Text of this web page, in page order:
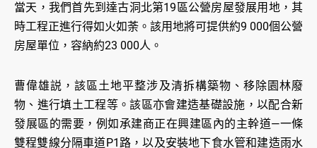
當天，我們首先到達古洞北第19區公營房屋發展用地，其
時工程正進行得如火如荼。該用地將可提供約9 000個公營
房屋單位，容納約23 000人。
曹偉雄説，該區土地平整涉及清拆構築物、移除園林廢
物、進行填土工程等。該區亦會建造基礎設施，以配合新
發展區的需要，例如承建商正在興建區內的主幹道—一條
雙程雙線分隔車道P1路，以及安裝地下食水管和建造雨水